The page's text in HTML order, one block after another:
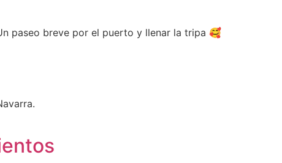
paseo breve por el puerto y llenar la tripa 🥰​